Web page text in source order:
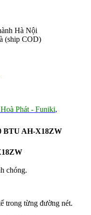
Hà Nội
(ship COD)
Phát - Funiki,
BTU AH-X18ZW
chóng.
trong từng đường nét.